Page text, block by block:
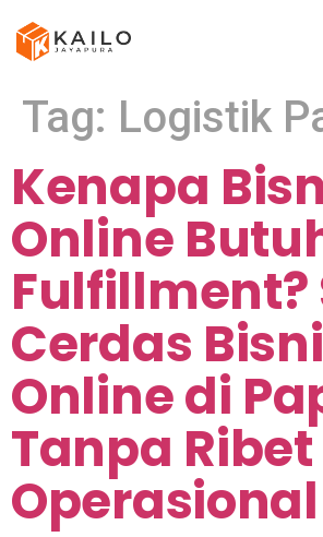
Tag: Logistik
Kenapa
Online
Fulfillment?
Cerdas
Online di
Tanpa Ribet
Operasional